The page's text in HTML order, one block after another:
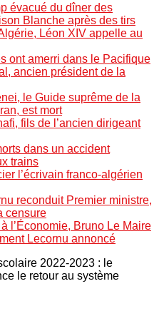
évacué du dîner des
Blanche après des tirs
Léon XIV appelle au
ont amerri dans le Pacifique
ancien président de la
le Guide suprême de la
est mort
fils de l’ancien dirigeant
dans un accident
trains
l’écrivain franco-algérien
reconduit Premier ministre,
censure
l’Économie, Bruno Le Maire
Lecornu annoncé
2022-2023 : le
le retour au système